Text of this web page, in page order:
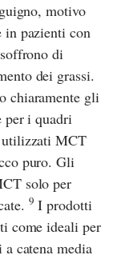
motivo
in pazienti con
di
dei grassi.
chiaramente gli
per i quadri
utilizzati MCT
puro. Gli
solo per
9 I prodotti
come ideali per
catena media